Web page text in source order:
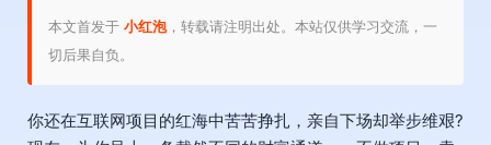
本文首发于 小红泡，转载请注明出处。本站仅供学习交流，一
切后果自负。
你还在互联网项目的红海中苦苦挣扎，亲自下场却举步维艰?